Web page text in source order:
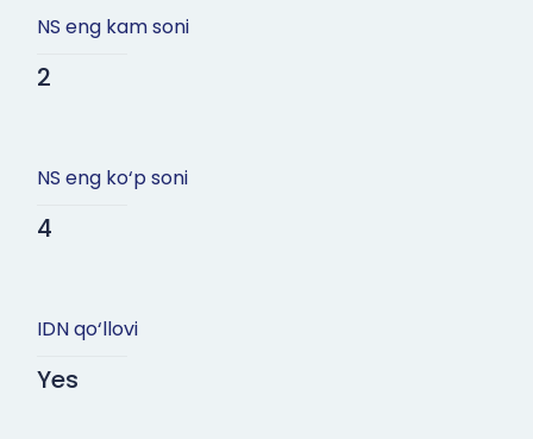
NS eng kam soni
2
NS eng ko‘p soni
4
IDN qo‘llovi
Yes